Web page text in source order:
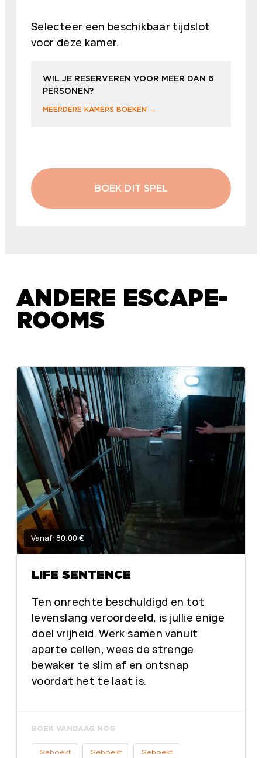
Selecteer een beschikbaar tijdslot
voor deze kamer.
WIL JE RESERVEREN VOOR MEER DAN 6
PERSONEN?
MEERDERE KAMERS BOEKEN →
BOEK DIT SPEL
ANDERE ESCAPE-
ROOMS
Vanaf: 80.00 €
LIFE SENTENCE
Ten onrechte beschuldigd en tot
levenslang veroordeeld, is jullie enige
doel vrijheid. Werk samen vanuit
aparte cellen, wees de strenge
bewaker te slim af en ontsnap
voordat het te laat is.
BOEK VANDAAG NOG
Geboekt Geboekt Geboekt